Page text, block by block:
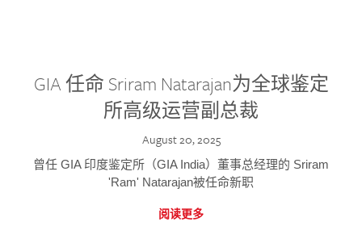
GIA 任命 Sriram Natarajan为全球鉴定
所高级运营副总裁
August 20, 2025
曾任 GIA 印度鉴定所（GIA India）董事总经理的 Sriram
'Ram' Natarajan被任命新职
阅读更多